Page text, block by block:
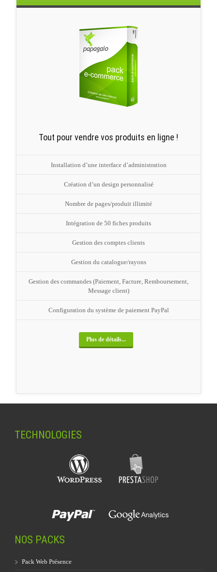
Tout pour vendre vos produits en ligne !
Installation d’une interface d’administration
Création d’un design personnalisé
Nombre de pages/produit illimité
Intégration de 50 fiches produits
Gestion des comptes clients
Gestion du catalogue/rayons
Gestion des commandes (Paiement, Facture, Remboursement,
Message client)
Configuration du système de paiement PayPal
Plus de détails...
TECHNOLOGIES
NOS PACKS
Pack Web Présence